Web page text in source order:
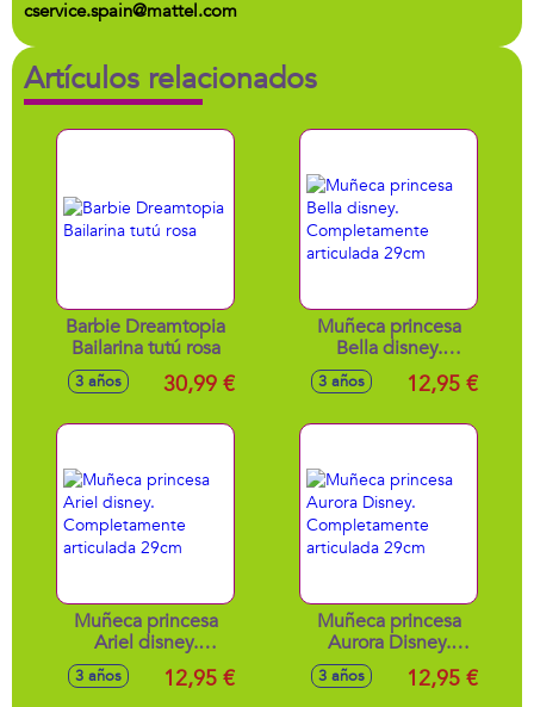
cservice.spain@mattel.com
Artículos relacionados
Barbie Dreamtopia
Bailarina tutú rosa
3 años 30,99 €
Muñeca princesa
Bella disney.
Completamente
articulada 29cm
3 años 12,95 €
Muñeca princesa
Ariel disney.
Completamente
articulada 29cm
3 años 12,95 €
Muñeca princesa
Aurora Disney.
Completamente
articulada 29cm
3 años 12,95 €